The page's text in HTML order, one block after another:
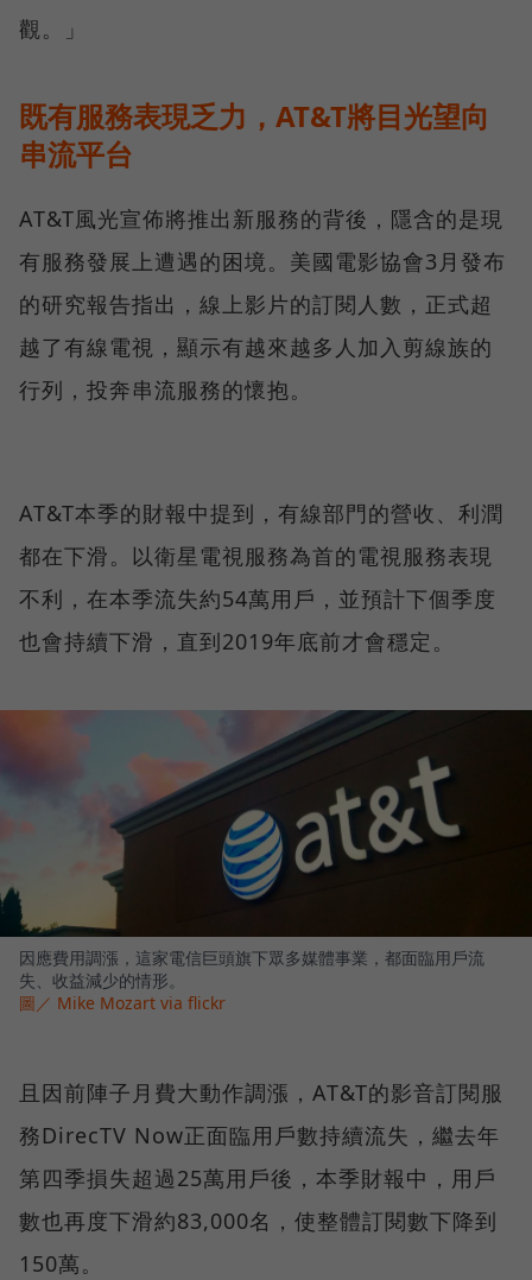
觀。」
既有服務表現乏力，AT&T將目光望向
串流平台
AT&T風光宣佈將推出新服務的背後，隱含的是現
有服務發展上遭遇的困境。美國電影協會3月發布
的研究報告指出，線上影片的訂閱人數，正式超
越了有線電視，顯示有越來越多人加入剪線族的
行列，投奔串流服務的懷抱。
AT&T本季的財報中提到，有線部門的營收、利潤
都在下滑。以衛星電視服務為首的電視服務表現
不利，在本季流失約54萬用戶，並預計下個季度
也會持續下滑，直到2019年底前才會穩定。
因應費用調漲，這家電信巨頭旗下眾多媒體事業，都面臨用戶流
失、收益減少的情形。
圖／ Mike Mozart via flickr
且因前陣子月費大動作調漲，AT&T的影音訂閱服
務DirecTV Now正面臨用戶數持續流失，繼去年
第四季損失超過25萬用戶後，本季財報中，用戶
數也再度下滑約83,000名，使整體訂閱數下降到
150萬。